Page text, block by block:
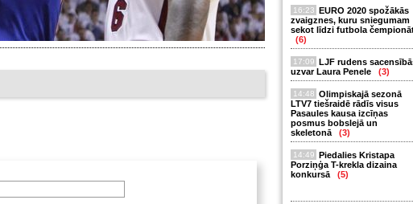
16:23 EURO 2020 spožākās
zvaigznes, kuru sniegumam
sekot līdzi futbola
(6)
17:09 LJF rudens
uzvar Laura Penele
(3)
14:48 Olimpiskajā sezonā
LTV7 tiešraidē rādīs visus
Pasaules kausa izcīņas
posmus bobslejā un
skeletonā
(3)
14:49 Piedalies Kristapa
Porziņģa T-krekla dizaina
konkursā
(5)